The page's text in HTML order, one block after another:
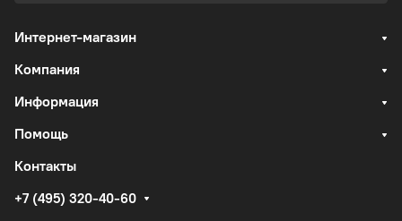
Интернет-магазин
Компания
Информация
Помощь
Контакты
+7 (495) 320-40-60